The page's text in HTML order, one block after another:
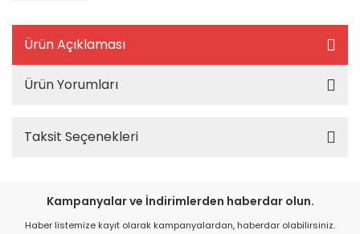
Ürün Açıklaması
Ürün Yorumları
Taksit Seçenekleri
Kampanyalar ve İndirimlerden haberdar olun.
Haber listemize kayıt olarak kampanyalardan, haberdar olabilirsiniz.